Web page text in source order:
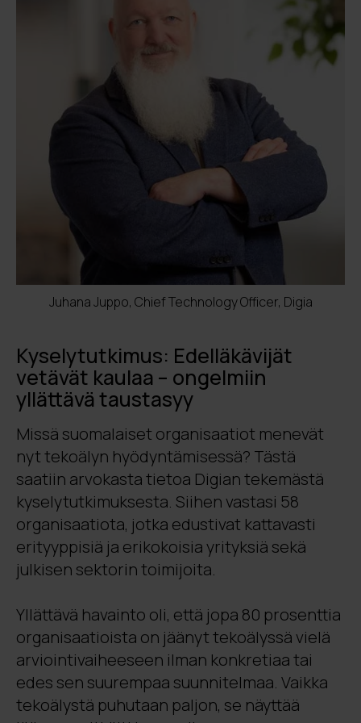
Juhana Juppo, Chief Technology Officer, Digia
Kyselytutkimus: Edelläkävijät
vetävät kaulaa – ongelmiin
yllättävä taustasyy
Missä suomalaiset organisaatiot menevät
nyt tekoälyn hyödyntämisessä? Tästä
saatiin arvokasta tietoa Digian tekemästä
kyselytutkimuksesta. Siihen vastasi 58
organisaatiota, jotka edustivat kattavasti
erityyppisiä ja erikokoisia yrityksiä sekä
julkisen sektorin toimijoita.
Yllättävä havainto oli, että jopa 80 prosenttia
organisaatioista on jäänyt tekoälyssä vielä
arviointivaiheeseen ilman konkretiaa tai
edes sen suurempaa suunnitelmaa. Vaikka
tekoälystä puhutaan paljon, se näyttää